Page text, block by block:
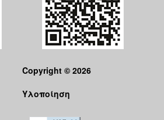
Copyright © 2026
Υλοποίηση